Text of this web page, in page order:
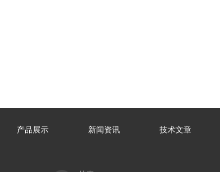
产品展示 新闻资讯 技术文章